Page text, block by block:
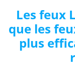
Les feux
que les
plus